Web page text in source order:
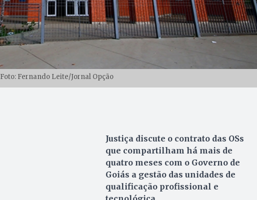
Foto: Fernando Leite/Jornal Opção
Justiça discute o contrato das OSs
que compartilham há mais de
quatro meses com o Governo de
Goiás a gestão das unidades de
qualificação profissional e